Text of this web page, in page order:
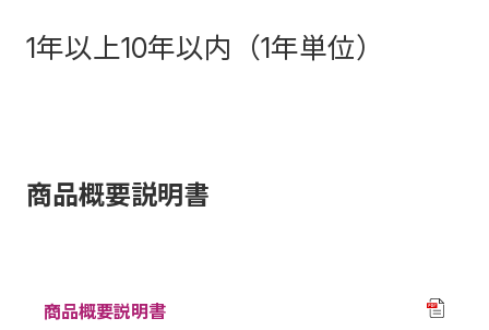
1年以上10年以内（1年単位）
商品概要説明書
商品概要説明書